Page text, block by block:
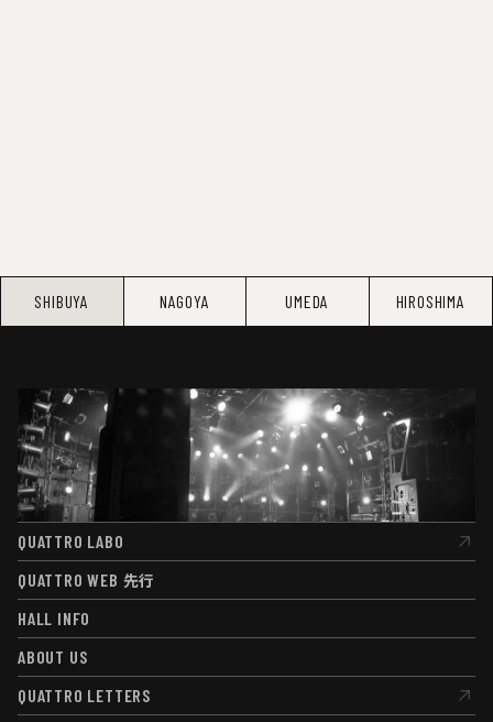
SHIBUYA NAGOYA UMEDA HIROSHIMA
QUATTRO LABO
QUATTRO LABO
QUATTRO WEB 先行
QUATTRO WEB先行
HALL INFO
HALL INFO
ABOUT US
ABOUT US
QUATTRO LETTERS
QUATTRO LETTERS